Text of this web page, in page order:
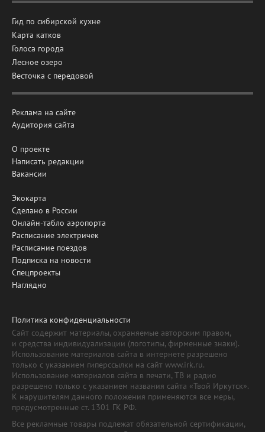
Гид по сибирской кухне
Карта катков
Голоса города
Лесное озеро
Весточка с передовой
Реклама на сайте
Аудитория сайта
О проекте
Написать редакции
Вакансии
Экокарта
Сделано в России
Онлайн-табло аэропорта
Расписание электричек
Расписание поездов
Подписка на новости
Спецпроекты
Наглядно
Политика конфиденциальности
Сайт содержит материалы, охраняемые авторским правом,
и средства индивидуализации (логотипы, фирменные знаки).
Использование материалов сайта в интернете разрешено
только с указанием гиперссылки на сайт www.irk.ru.
Использование материалов сайта в печати, ТВ и радио
разрешено только с указанием названия сайта «Твой Иркутск».
К нарушителям данного положения применяются все меры,
предусмотренные ст. 1301 ГК РФ.
Все рекламные товары подлежат обязательной сертификации,